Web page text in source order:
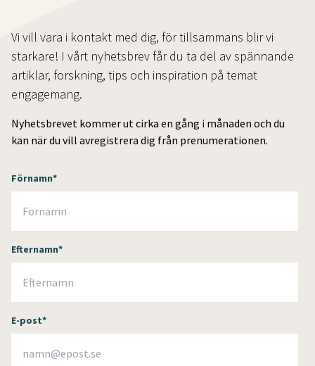
Vi vill vara i kontakt med dig, för tillsammans blir vi
starkare! I vårt nyhetsbrev får du ta del av spännande
artiklar, forskning, tips och inspiration på temat
engagemang.
Nyhetsbrevet kommer ut cirka en gång i månaden och du
kan när du vill avregistrera dig från prenumerationen.
Förnamn*
Efternamn*
E-post*